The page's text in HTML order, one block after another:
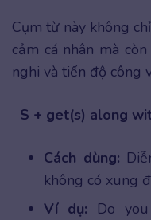
Cụm từ này không
cảm cá nhân mà
nghi và tiến độ công
S + get(s) along
Cách dùng:
không có xung
Ví dụ: Do you